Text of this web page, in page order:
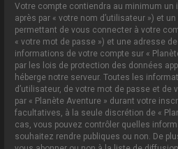
Votre compte contiendra au minimum un
après par « votre nom d’utilisateur ») et
permettant de vous connecter à votre
« votre mot de passe ») et une adresse
informations de votre compte sur «
par les lois de protection des données
héberge notre serveur. Toutes les
d’utilisateur, de votre mot de passe et de
par « Planète Aventure » durant votre
facultatives, à la seule discrétion de «
cas, vous pouvez contrôler quelles
souhaitez rendre publiques ou non. De